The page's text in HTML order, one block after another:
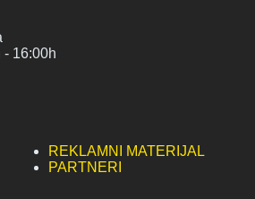
- 16:00h
REKLAMNI MATERIJAL
PARTNERI